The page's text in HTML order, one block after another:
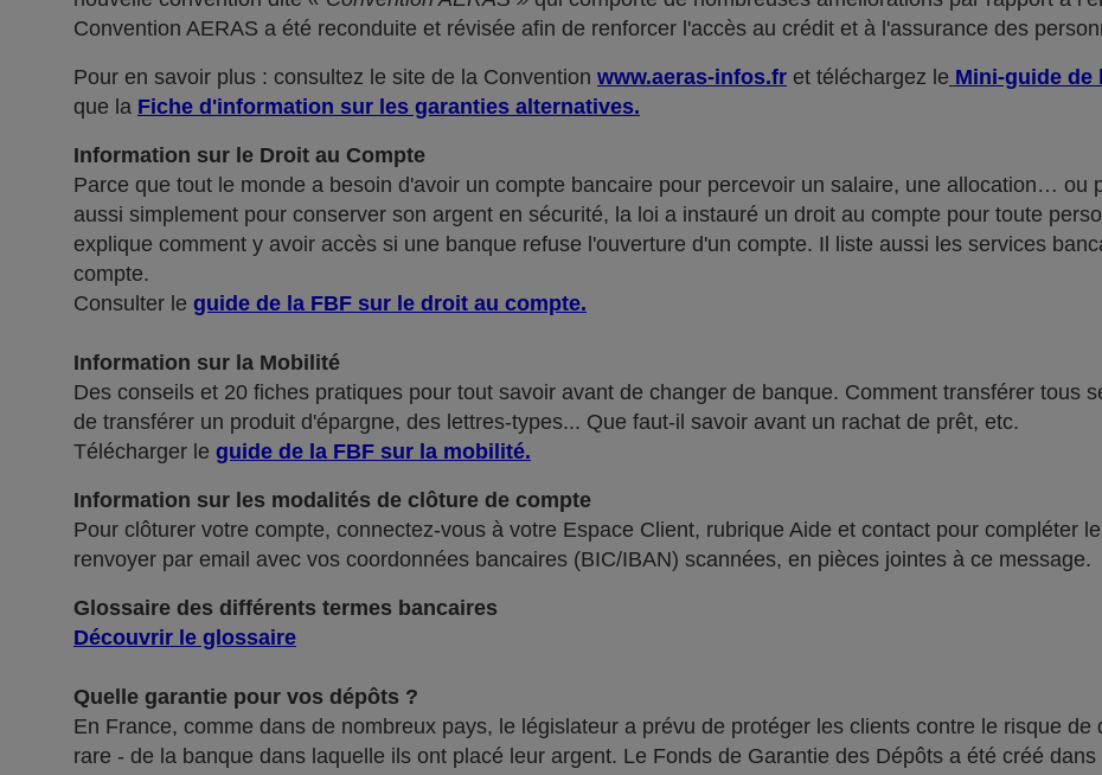
Convention AERAS a été reconduite et révisée afin de renforcer l'accès au crédit et à l'assurance des
Pour en savoir plus : consultez le site de la Convention www.aeras-infos.fr et téléchargez le Mini-guide de
que la Fiche d'information sur les garanties alternatives.
Information sur le Droit au Compte
Parce que tout le monde a besoin d'avoir un compte bancaire pour percevoir un salaire, une allocation…
aussi simplement pour conserver son argent en sécurité, la loi a instauré un droit au compte pour toute
explique comment y avoir accès si une banque refuse l'ouverture d'un compte. Il liste aussi les services
compte.
Consulter le guide de la FBF sur le droit au compte.
Information sur la Mobilité
Des conseils et 20 fiches pratiques pour tout savoir avant de changer de banque. Comment transférer tous
de transférer un produit d'épargne, des lettres-types... Que faut-il savoir avant un rachat de prêt, etc.
Télécharger le guide de la FBF sur la mobilité.
Information sur les modalités de clôture de compte
Pour clôturer votre compte, connectez-vous à votre Espace Client, rubrique Aide et contact pour compléter
renvoyer par email avec vos coordonnées bancaires (BIC/IBAN) scannées, en pièces jointes à ce message.
Glossaire des différents termes bancaires
Découvrir le glossaire
Quelle garantie pour vos dépôts ?
En France, comme dans de nombreux pays, le législateur a prévu de protéger les clients contre le risque
rare - de la banque dans laquelle ils ont placé leur argent. Le Fonds de Garantie des Dépôts a été créé